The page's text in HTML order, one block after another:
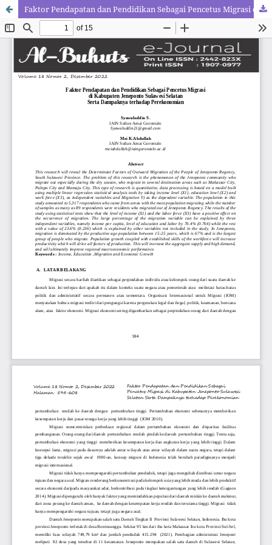
Faktor Pendapatan dan Pendidikan Sebagai Pencetus Migrasi di Kabupaten Jeneponto Sulawesi Selatan serta Dampaknya terhadap Perekonomian